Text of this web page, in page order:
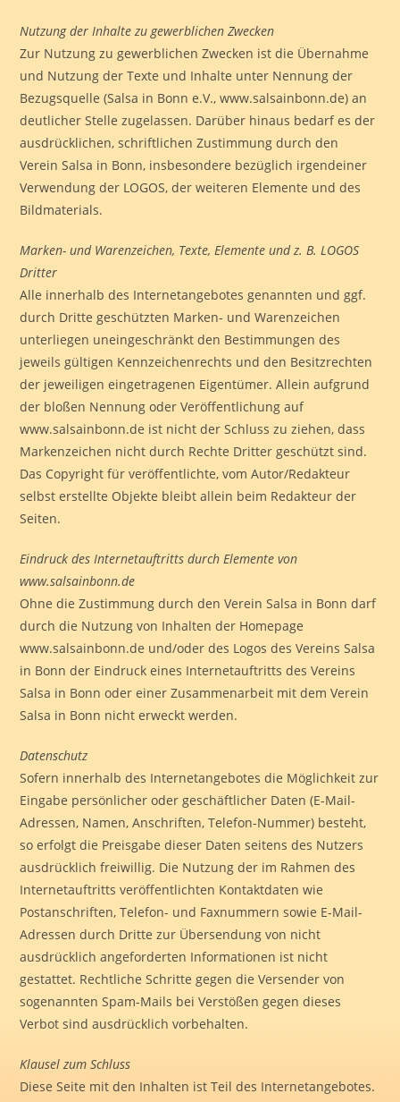
Nutzung der Inhalte zu gewerblichen Zwecken
Zur Nutzung zu gewerblichen Zwecken ist die Übernahme
und Nutzung der Texte und Inhalte unter Nennung der
Bezugsquelle (Salsa in Bonn e.V., www.salsainbonn.de) an
deutlicher Stelle zugelassen. Darüber hinaus bedarf es der
ausdrücklichen, schriftlichen Zustimmung durch den
Verein Salsa in Bonn, insbesondere bezüglich irgendeiner
Verwendung der LOGOS, der weiteren Elemente und des
Bildmaterials.
Marken- und Warenzeichen, Texte, Elemente und z. B. LOGOS
Dritter
Alle innerhalb des Internetangebotes genannten und ggf.
durch Dritte geschützten Marken- und Warenzeichen
unterliegen uneingeschränkt den Bestimmungen des
jeweils gültigen Kennzeichenrechts und den Besitzrechten
der jeweiligen eingetragenen Eigentümer. Allein aufgrund
der bloßen Nennung oder Veröffentlichung auf
www.salsainbonn.de ist nicht der Schluss zu ziehen, dass
Markenzeichen nicht durch Rechte Dritter geschützt sind.
Das Copyright für veröffentlichte, vom Autor/Redakteur
selbst erstellte Objekte bleibt allein beim Redakteur der
Seiten.
Eindruck des Internetauftritts durch Elemente von
www.salsainbonn.de
Ohne die Zustimmung durch den Verein Salsa in Bonn darf
durch die Nutzung von Inhalten der Homepage
www.salsainbonn.de und/oder des Logos des Vereins Salsa
in Bonn der Eindruck eines Internetauftritts des Vereins
Salsa in Bonn oder einer Zusammenarbeit mit dem Verein
Salsa in Bonn nicht erweckt werden.
Datenschutz
Sofern innerhalb des Internetangebotes die Möglichkeit zur
Eingabe persönlicher oder geschäftlicher Daten (E-Mail-
Adressen, Namen, Anschriften, Telefon-Nummer) besteht,
so erfolgt die Preisgabe dieser Daten seitens des Nutzers
ausdrücklich freiwillig. Die Nutzung der im Rahmen des
Internetauftritts veröffentlichten Kontaktdaten wie
Postanschriften, Telefon- und Faxnummern sowie E-Mail-
Adressen durch Dritte zur Übersendung von nicht
ausdrücklich angeforderten Informationen ist nicht
gestattet. Rechtliche Schritte gegen die Versender von
sogenannten Spam-Mails bei Verstößen gegen dieses
Verbot sind ausdrücklich vorbehalten.
Klausel zum Schluss
Diese Seite mit den Inhalten ist Teil des Internetangebotes.